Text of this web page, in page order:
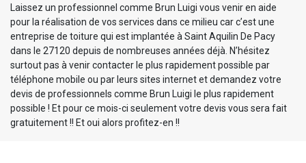
Laissez un professionnel comme Brun Luigi vous venir en aide
pour la réalisation de vos services dans ce milieu car c’est une
entreprise de toiture qui est implantée à Saint Aquilin De Pacy
dans le 27120 depuis de nombreuses années déjà. N’hésitez
surtout pas à venir contacter le plus rapidement possible par
téléphone mobile ou par leurs sites internet et demandez votre
devis de professionnels comme Brun Luigi le plus rapidement
possible ! Et pour ce mois-ci seulement votre devis vous sera fait
gratuitement !! Et oui alors profitez-en !!